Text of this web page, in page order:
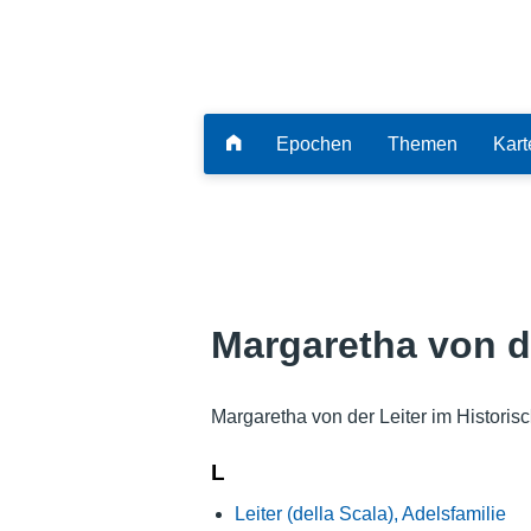
Epochen Themen
Margaretha von
Margaretha von der Leiter im
L
Leiter (della Scala), Adelsfamilie